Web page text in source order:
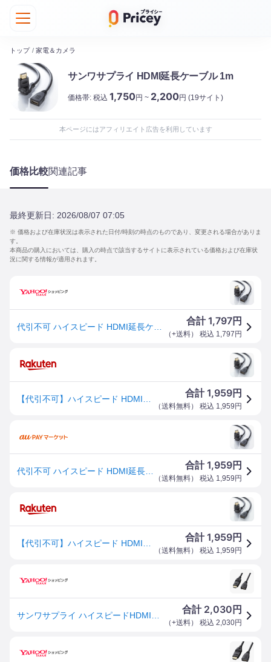
トップ / 家電＆カメラ
サンワサプライ HDMI延長ケーブル 1m
価格帯: 税込 1,750円 ~ 2,200円 (19サイト)
本ページにはアフィリエイト広告を利用しています
価格比較関連記事
最終更新日: 2026/08/07 07:05
※ 価格および在庫状況は表示された日付/時刻の時点のものであり、変更される場合がありま
す。
本商品の購入においては、購入の時点で該当するサイトに表示されている価格および在庫状
況に関する情報が適用されます。
合計1,797円
（+送料） 税込 1,797 円
合計1,959円
（送料無料） 税込 1,959 円
合計1,959円
（送料無料） 税込 1,959 円
合計1,959円
（送料無料） 税込 1,959 円
合計 2,030 円
（+送料） 税込 2,030円